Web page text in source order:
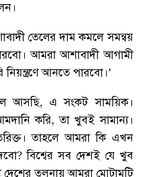
তেলের দাম কমলে সমন্বয়
আমরা আশাবাদী আগামী
আনতে পারবো।’
আসছি, এ সংকট সাময়িক।
করি, তা খুবই সামান্য।
তাহলে আমরা কি এখন
বিশ্বের সব দেশই যে খুব
দেশের তুলনায় আমরা মোটামুটি